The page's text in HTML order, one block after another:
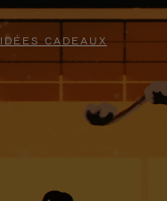
CADEAUX